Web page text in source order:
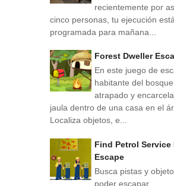
recientemente por
cinco personas, tu ejecución está
programada para mañana...
Forest Dweller
En este juego de
habitante del
atrapado y
jaula dentro de una casa en el
Localiza objetos, e...
Find Petrol Service
Escape
Busca pistas y
poder escapar.